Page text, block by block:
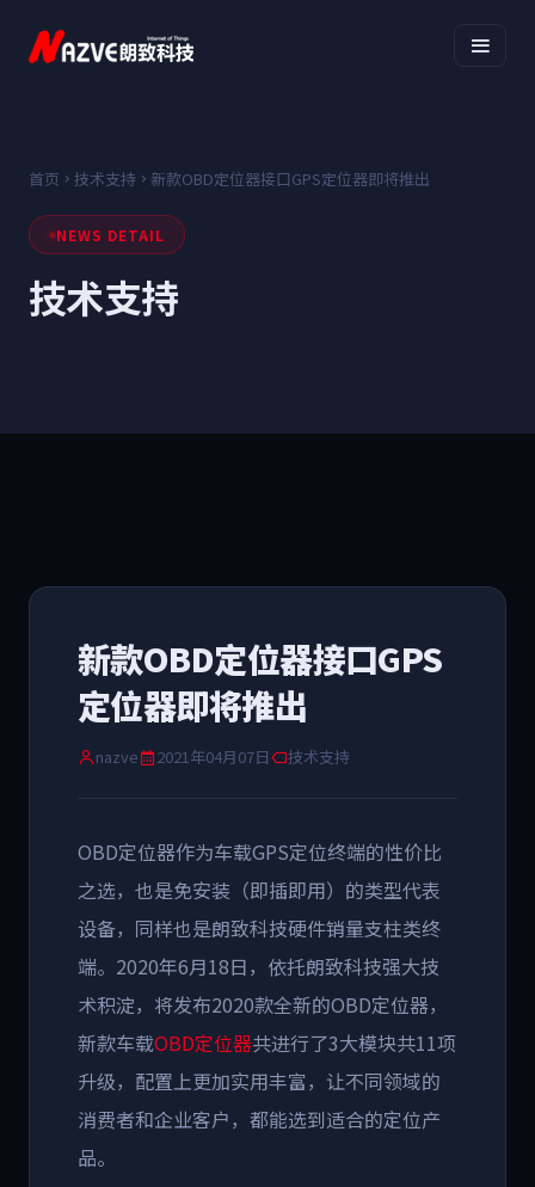
首页 技术支持 新款OBD定位器接口GPS定位器即将推出
NEWS DETAIL
技术支持
新款OBD定位器接口GPS
定位器即将推出
nazve 2021年04月07日 技术支持
OBD定位器作为车载GPS定位终端的性价比
之选，也是免安装（即插即用）的类型代表
设备，同样也是朗致科技硬件销量支柱类终
端。2020年6月18日，依托朗致科技强大技
术积淀，将发布2020款全新的OBD定位器，
新款车载OBD定位器共进行了3大模块共11项
升级，配置上更加实用丰富，让不同领域的
消费者和企业客户，都能选到适合的定位产
品。